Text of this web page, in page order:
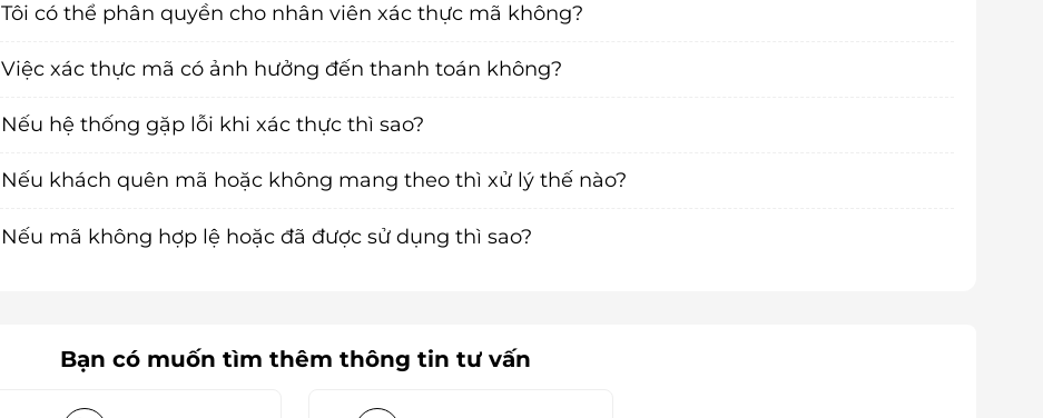
Tôi có thể phân quyền cho nhân viên xác thực mã không?
Việc xác thực mã có ảnh hưởng đến thanh toán không?
Nếu hệ thống gặp lỗi khi xác thực thì sao?
Nếu khách quên mã hoặc không mang theo thì xử lý thế nào?
Nếu mã không hợp lệ hoặc đã được sử dụng thì sao?
Bạn có muốn tìm thêm thông tin tư vấn